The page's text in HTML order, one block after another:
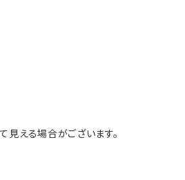
える場合がございます。